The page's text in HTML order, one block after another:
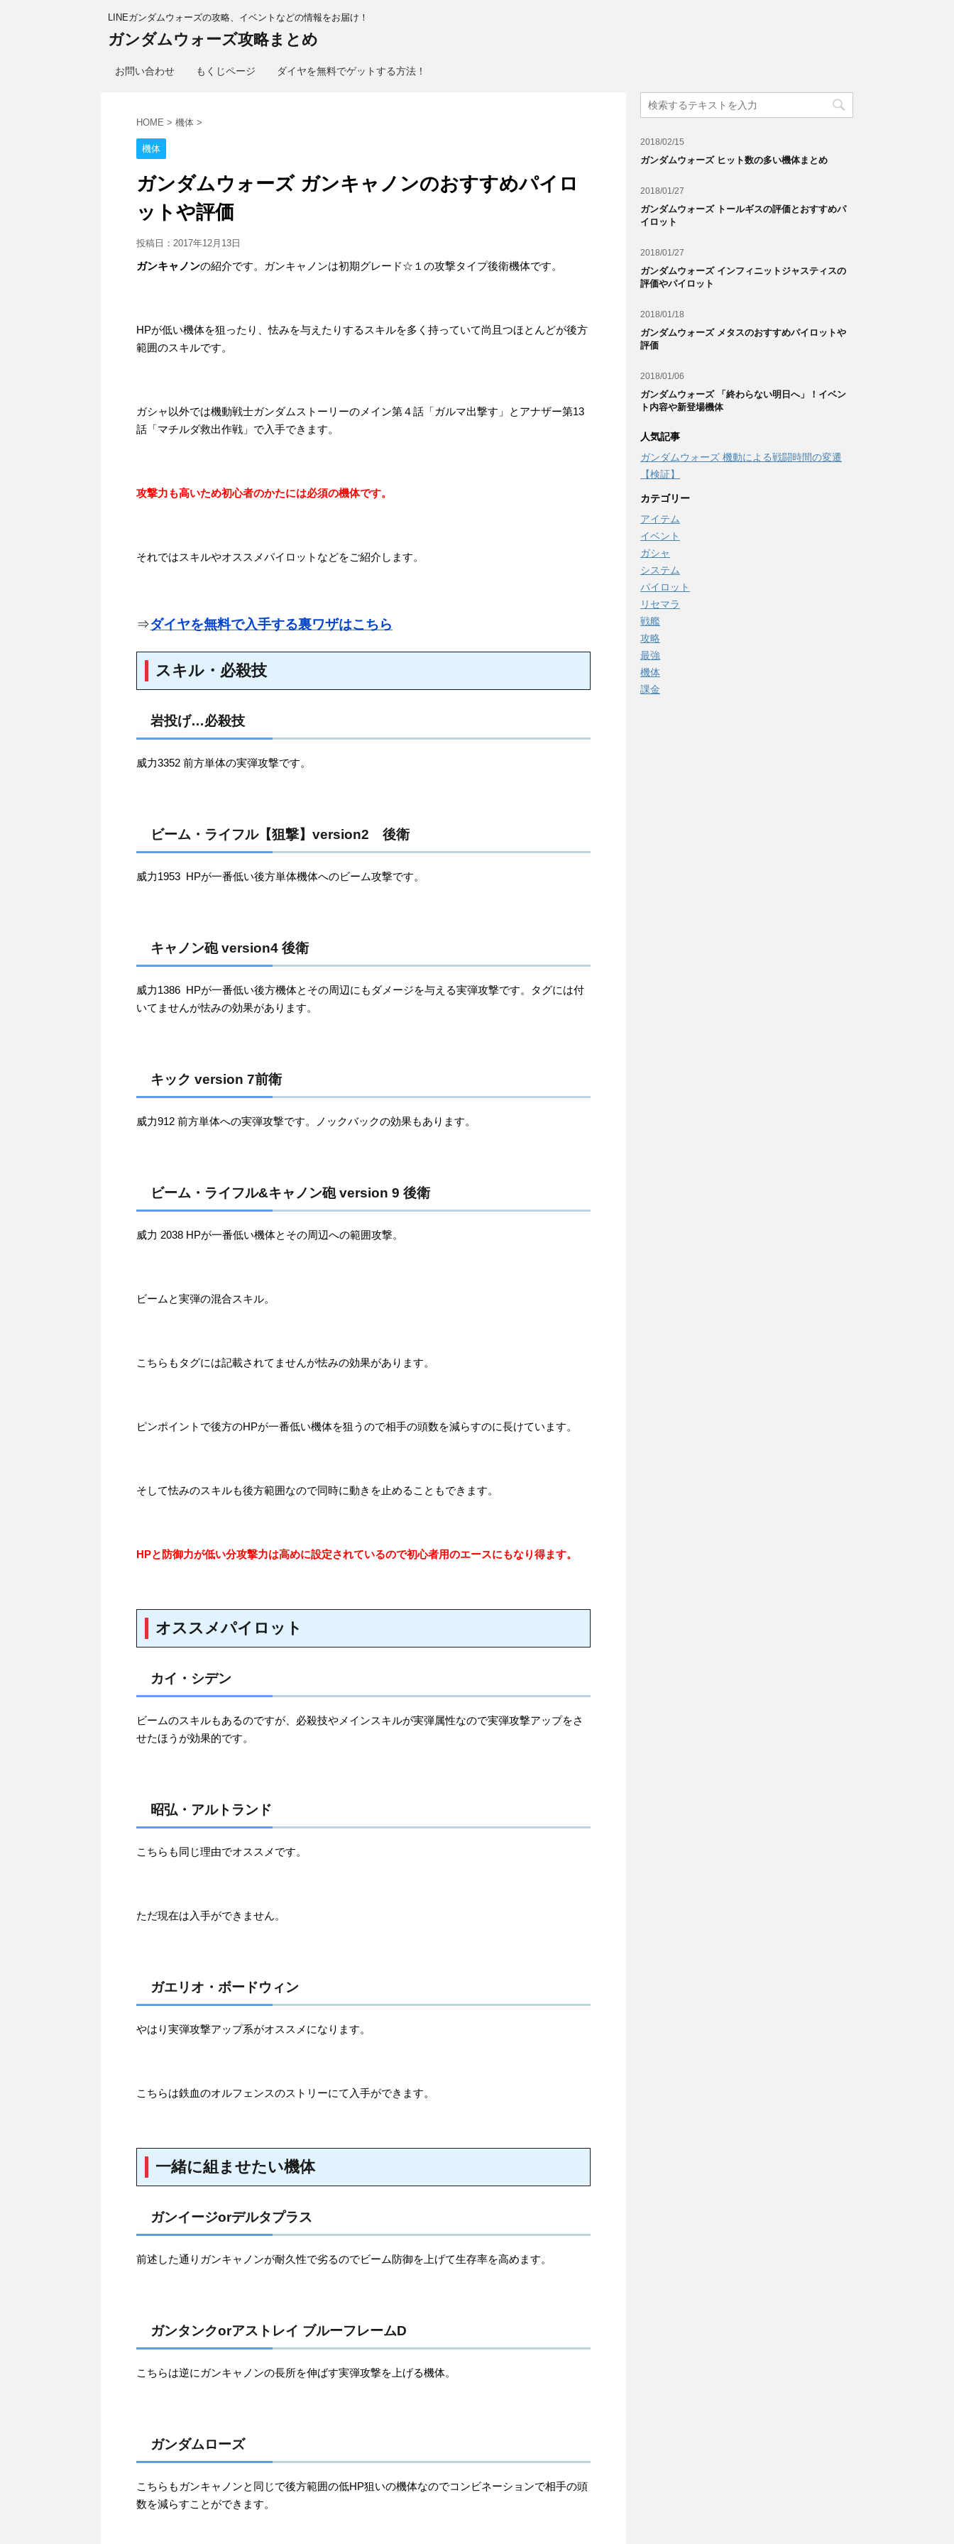
LINEガンダムウォーズの攻略、イベントなどの情報をお届け！
ガンダムウォーズ攻略まとめ
お問い合わせ もくじページ ダイヤを無料でゲットする方法！
HOME > 機体 >
機体
ガンダムウォーズ ガンキャノンのおすすめパイロ
ットや評価
投稿日： 2017年12月13日
ガンキャノンの紹介です。ガンキャノンは初期グレード☆１の攻撃タイプ後衛機体です。
HPが低い機体を狙ったり、怯みを与えたりするスキルを多く持っていて尚且つほとんどが後方
範囲のスキルです。
ガシャ以外では機動戦士ガンダムストーリーのメイン第４話「ガルマ出撃す」とアナザー第13
話「マチルダ救出作戦」で入手できます。
攻撃力も高いため初心者のかたには必須の機体です。
それではスキルやオススメパイロットなどをご紹介します。
⇒ダイヤを無料で入手する裏ワザはこちら
スキル・必殺技
岩投げ…必殺技
威力3352 前方単体の実弾攻撃です。
ビーム・ライフル【狙撃】version2 後衛
威力1953 HPが一番低い後方単体機体へのビーム攻撃です。
キャノン砲 version4 後衛
威力1386 HPが一番低い後方機体とその周辺にもダメージを与える実弾攻撃です。タグには付
いてませんが怯みの効果があります。
キック version 7前衛
威力912 前方単体への実弾攻撃です。ノックバックの効果もあります。
ビーム・ライフル&キャノン砲 version 9 後衛
威力 2038 HPが一番低い機体とその周辺への範囲攻撃。
ビームと実弾の混合スキル。
こちらもタグには記載されてませんが怯みの効果があります。
ピンポイントで後方のHPが一番低い機体を狙うので相手の頭数を減らすのに長けています。
そして怯みのスキルも後方範囲なので同時に動きを止めることもできます。
HPと防御力が低い分攻撃力は高めに設定されているので初心者用のエースにもなり得ます。
オススメパイロット
カイ・シデン
ビームのスキルもあるのですが、必殺技やメインスキルが実弾属性なので実弾攻撃アップをさ
せたほうが効果的です。
昭弘・アルトランド
こちらも同じ理由でオススメです。
ただ現在は入手ができません。
ガエリオ・ボードウィン
やはり実弾攻撃アップ系がオススメになります。
こちらは鉄血のオルフェンスのストリーにて入手ができます。
一緒に組ませたい機体
ガンイージorデルタプラス
前述した通りガンキャノンが耐久性で劣るのでビーム防御を上げて生存率を高めます。
ガンタンクorアストレイ ブルーフレームD
こちらは逆にガンキャノンの長所を伸ばす実弾攻撃を上げる機体。
ガンダムローズ
こちらもガンキャノンと同じで後方範囲の低HP狙いの機体なのでコンビネーションで相手の頭
数を減らすことができます。
2018/02/15
ガンダムウォーズ ヒット数の多い機体まとめ
2018/01/27
ガンダムウォーズ トールギスの評価とおすすめパ
イロット
2018/01/27
ガンダムウォーズ インフィニットジャスティスの
評価やパイロット
2018/01/18
ガンダムウォーズ メタスのおすすめパイロットや
評価
2018/01/06
ガンダムウォーズ 「終わらない明日へ」！イベン
ト内容や新登場機体
人気記事
ガンダムウォーズ 機動による戦闘時間の変遷
【検証】
カテゴリー
アイテム
イベント
ガシャ
システム
パイロット
リセマラ
戦艦
攻略
最強
機体
課金